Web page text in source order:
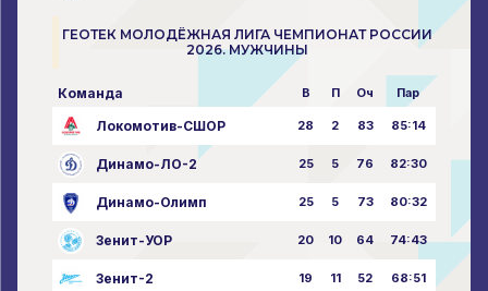
ГЕОТЕК МОЛОДЁЖНАЯ ЛИГА ЧЕМПИОНАТ РОССИИ
2026. МУЖЧИНЫ
Команда В П Оч Пар
Локомотив-СШОР 28 2 83 85:14
Динамо-ЛО-2 25 5 76 82:30
Динамо-Олимп 25 5 73 80:32
Зенит-УОР 20 10 64 74:43
Зенит-2 19 11 52 68:51